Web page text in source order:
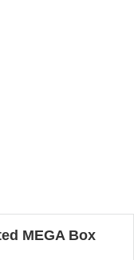
MEGA Box